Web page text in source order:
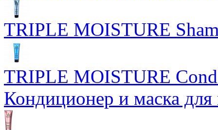
TRIPLE MOISTURE
TRIPLE MOISTURE
Кондиционер и маска для